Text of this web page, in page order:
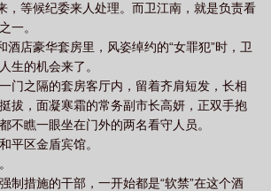
，等候纪委来人处理。而卫江南，就是负责看
一。
酒店豪华套房里，风姿绰约的“女罪犯”时，卫
生的机会来了。
门之隔的套房客厅内，留着齐肩短发，长相
拔，面凝寒霜的常务副市长高妍，正双手抱
不瞧一眼坐在门外的两名看守人员。
平区金盾宾馆。
制措施的干部，一开始都是“软禁”在这个酒